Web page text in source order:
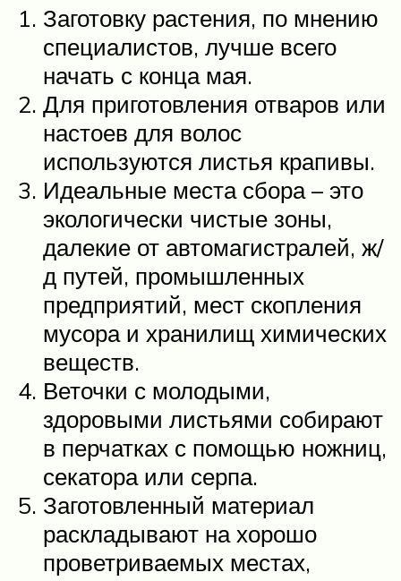
Заготовку растения, по мнению
специалистов, лучше всего
начать с конца мая.
Для приготовления отваров или
настоев для волос
используются листья крапивы.
Идеальные места сбора – это
экологически чистые зоны,
далекие от автомагистралей, ж/
д путей, промышленных
предприятий, мест скопления
мусора и хранилищ химических
веществ.
Веточки с молодыми,
здоровыми листьями собирают
в перчатках с помощью ножниц,
секатора или серпа.
Заготовленный материал
раскладывают на хорошо
проветриваемых местах,